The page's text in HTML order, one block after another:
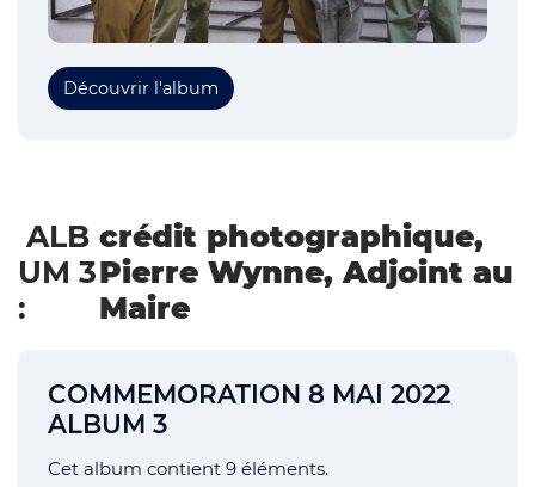
Découvrir l'album
ALB
UM 3
:
crédit photographique,
Pierre Wynne, Adjoint au
Maire
COMMEMORATION 8 MAI 2022
ALBUM 3
Cet album contient 9 éléments.